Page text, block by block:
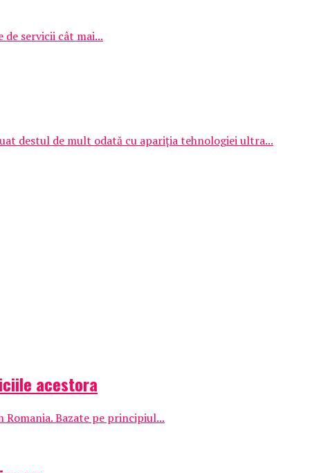
servicii cât mai...
destul de mult odată cu apariția tehnologiei ultra...
acestora
Bazate pe principiul...